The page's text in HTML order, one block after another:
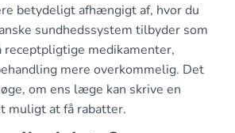
betydeligt afhængigt af, hvor du
sundhedssystem tilbyder som
receptpligtige medikamenter,
mere overkommelig. Det
om ens læge kan skrive en
muligt at få rabatter.